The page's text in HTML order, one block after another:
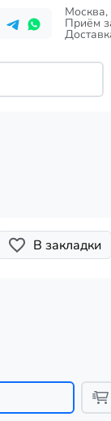
Москва,
Приём
В закладки